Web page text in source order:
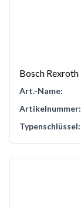
Bosch Rexroth
Art.-Name:
Artikelnummer:
Typenschlüssel: